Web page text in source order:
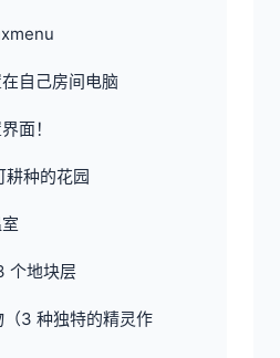
自己房间电脑
面！
耕种的花园
个地块层
3 种独特的精灵作